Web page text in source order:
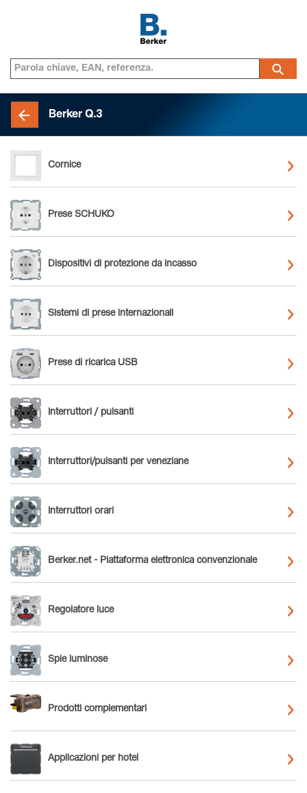
Berker Q.3
Cornice
Prese SCHUKO
Dispositivi di protezione da incasso
Sistemi di prese internazionali
Prese di ricarica USB
Interruttori / pulsanti
Interruttori/pulsanti per veneziane
Interruttori orari
Berker.net - Piattaforma elettronica convenzionale
Regolatore luce
Spie luminose
Prodotti complementari
Applicazioni per hotel